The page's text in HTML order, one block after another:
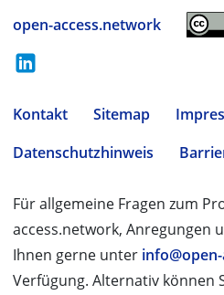
open-access.network
Kontakt Sitemap
Datenschutzhinweis
Für allgemeine Fragen zum
access.network, Anregungen
Ihnen gerne unter
Verfügung. Alternativ können